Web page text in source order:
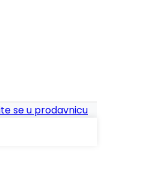
se u prodavnicu